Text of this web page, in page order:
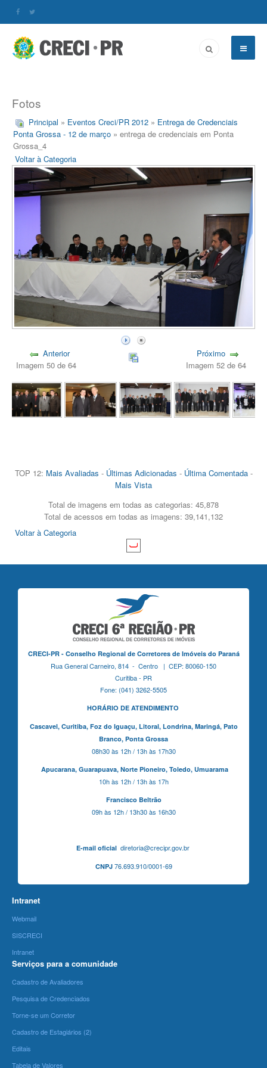
Fotos
Principal » Eventos Creci/PR 2012 » Entrega de Credenciais
Ponta Grossa - 12 de março » entrega de credenciais em Ponta
Grossa_4
Voltar à Categoria
Anterior
Imagem 50 de 64
Próximo
Imagem 52 de 64
TOP 12: Mais Avaliadas - Últimas Adicionadas - Última Comentada-
Mais Vista
Total de imagens em todas as categorias: 45,878
Total de acessos em todas as imagens: 39,141,132
Voltar à Categoria
CRECI-PR - Conselho Regional de Corretores de Imóveis do Paraná
Rua General Carneiro, 814 - Centro | CEP: 80060-150
Curitiba - PR
Fone: (041) 3262-5505
HORÁRIO DE ATENDIMENTO
Cascavel, Curitiba,Foz do Iguaçu, Litoral, Londrina, Maringá, Pato
Branco, Ponta Grossa
08h30 às 12h / 13h às 17h30
Apucarana, Guarapuava, Norte Pioneiro, Toledo, Umuarama
10h às 12h / 13h às 17h
Francisco Beltrão
09h às 12h / 13h30 às 16h30
E-mail oficialdiretoria@crecipr.gov.br
CNPJ76.693.910/0001-69
Intranet
Webmail
SISCRECI
Intranet
Serviços para a comunidade
Cadastro de Avaliadores
Pesquisa de Credenciados
Torne-se um Corretor
Cadastro de Estagiários (2)
Editais
Tabela de Valores